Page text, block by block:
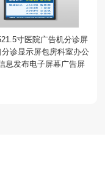
寸医院广告机分诊屏
诊显示屏包房科室办公
息发布电子屏幕广告屏